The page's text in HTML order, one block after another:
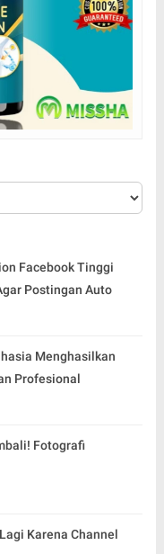
Facebook Tinggi
Postingan Auto
Menghasilkan
Profesional
Fotografi
Karena Channel